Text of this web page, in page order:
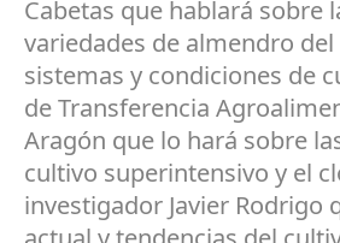
Cabetas que hablará sobre
variedades de almendro
sistemas y condiciones de
de Transferencia
Aragón que lo hará sobre
cultivo superintensivo y el
investigador Javier Rodrigo